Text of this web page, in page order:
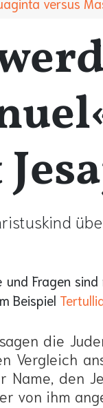
und Fragen
Beispiel
die
Vergleich
Name, den
von ihm